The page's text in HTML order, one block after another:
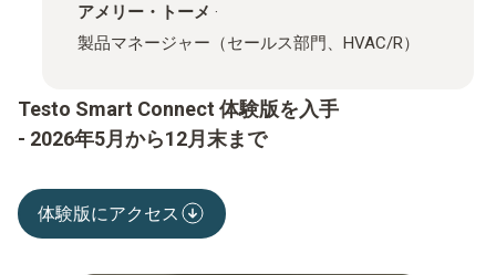
アメリー・トーメ ·
製品マネージャー（セールス部門、HVAC/R）
Testo Smart Connect 体験版を入手
- 2026年5月から12月末まで
体験版にアクセス